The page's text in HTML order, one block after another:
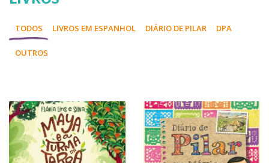
TODOS LIVROS EM ESPANHOL DIÁRIO DE PILAR DPA
OUTROS